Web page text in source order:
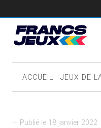
ACCUEIL JEUX DE
— Publié le 18 janvier 2022